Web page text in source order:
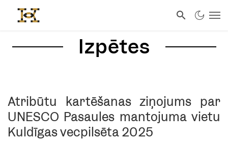
Izpētes
Atribūtu kartēšanas ziņojums par
UNESCO Pasaules mantojuma vietu
Kuldīgas vecpilsēta 2025